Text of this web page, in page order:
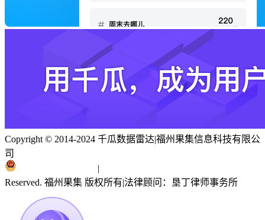
Copyright © 2014-2024 千瓜数据雷达|福州果集信息科技有限公
司
|
Reserved. 福州果集 版权所有|法律顾问：垦丁律师事务所